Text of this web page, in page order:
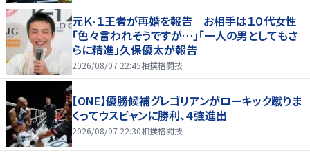
元Ｋ-１王者が再婚を報告 お相手は１０代女性
「色々言われそうですが…」「一人の男としてもさ
らに精進」久保優太が報告
2026/08/07 22:45相撲格闘技
【ONE】優勝候補グレゴリアンがローキック蹴りま
くってウスビャンに勝利、４強進出
2026/08/07 22:30相撲格闘技